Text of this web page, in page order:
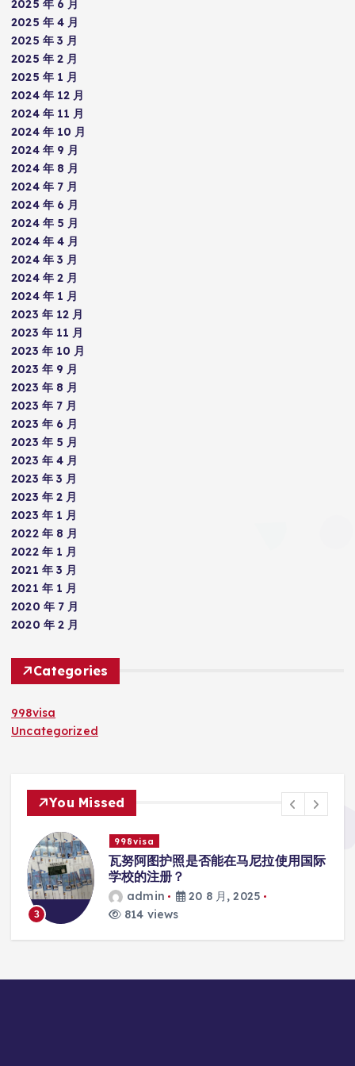
2025 年 6 月
2025 年 4 月
2025 年 3 月
2025 年 2 月
2025 年 1 月
2024 年 12 月
2024 年 11 月
2024 年 10 月
2024 年 9 月
2024 年 8 月
2024 年 7 月
2024 年 6 月
2024 年 5 月
2024 年 4 月
2024 年 3 月
2024 年 2 月
2024 年 1 月
2023 年 12 月
2023 年 11 月
2023 年 10 月
2023 年 9 月
2023 年 8 月
2023 年 7 月
2023 年 6 月
2023 年 5 月
2023 年 4 月
2023 年 3 月
2023 年 2 月
2023 年 1 月
2022 年 8 月
2022 年 1 月
2021 年 3 月
2021 年 1 月
2020 年 7 月
2020 年 2 月
Categories
998visa
Uncategorized
You Missed
3
998visa
瓦努阿图护照是否能在马尼拉使用国际
学校的注册？
admin
20 8 月, 2025
814 views